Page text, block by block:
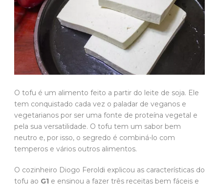
O tofu é um alimento feito a partir do leite de soja. Ele
tem conquistado cada vez o paladar de veganos e
vegetarianos por ser uma fonte de proteína vegetal e
pela sua versatilidade. O tofu tem um sabor bem
neutro e, por isso, o segredo é combiná-lo com
temperos e vários outros alimentos.
O cozinheiro Diogo Feroldi explicou as características do
tofu ao G1 e ensinou a fazer três receitas bem fáceis e